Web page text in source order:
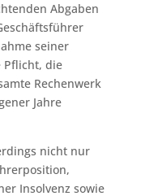
Abgaben
seiner
Pflicht, die
Rechenwerk
Jahre
nicht nur
Insolvenz sowie